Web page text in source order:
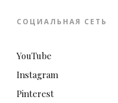
СОЦИАЛЬНАЯ СЕТЬ
YouTube
Instagram
Pinterest